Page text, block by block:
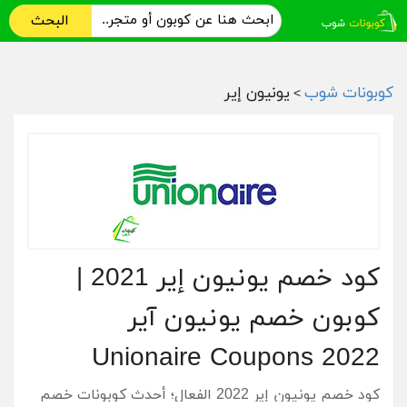
البحث
كوبونات شوب > يونيون إير
كود خصم يونيون إير 2021 |
كوبون خصم يونيون آير
Unionaire Coupons 2022
كود خصم يونيون إير 2022 الفعال؛ أحدث كوبونات خصم